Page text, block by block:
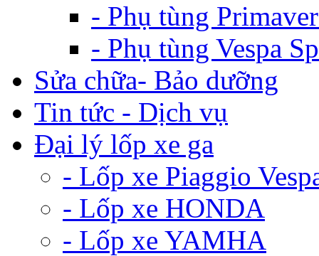
- Phụ tùng
- Phụ tùng Vespa
Sửa chữa- Bảo dưỡng
Tin tức - Dịch vụ
Đại lý lốp xe ga
- Lốp xe Piaggio
- Lốp xe HONDA
- Lốp xe YAMHA